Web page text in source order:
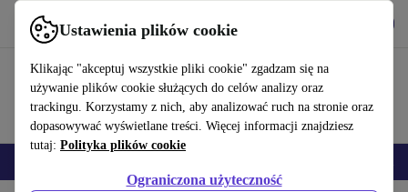
Ustawienia plików cookie
Klikając "akceptuj wszystkie pliki cookie" zgadzam się na
używanie plików cookie służących do celów analizy oraz
trackingu. Korzystamy z nich, aby analizować ruch na stronie oraz
dopasowywać wyświetlane treści. Więcej informacji znajdziesz
tutaj: Polityka plików cookie
Ograniczona użyteczność
Korzystaj z refurbed szybko i łatwo